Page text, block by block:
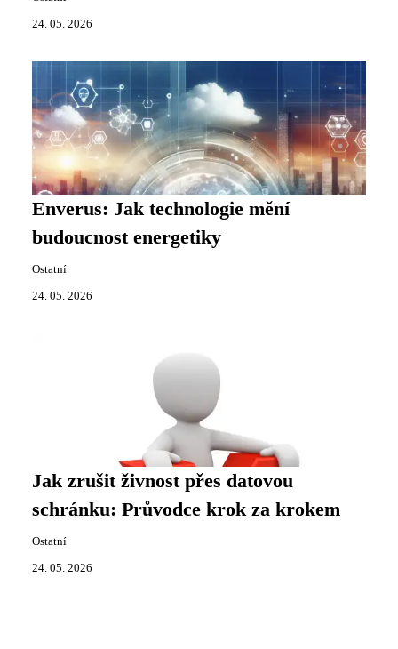
24. 05. 2026
Enverus: Jak technologie mění
budoucnost energetiky
Ostatní
24. 05. 2026
Jak zrušit živnost přes datovou
schránku: Průvodce krok za krokem
Ostatní
24. 05. 2026